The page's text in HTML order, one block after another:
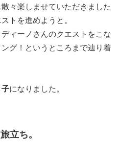
々楽しませていただきました
トを進めようと。
ィーノさんのクエストをこな
グ！というところまで辿り着
になりました。
立ち。